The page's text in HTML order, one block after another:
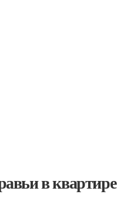
в квартире